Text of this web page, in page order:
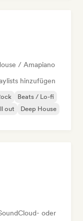
/ Amapiano
hinzufügen
Beats / Lo-fi
out
Deep House
oder